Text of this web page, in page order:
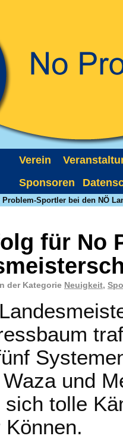
Verein
Sponsoren
Sportler bei den NÖ
für No
der Kategorie Neuigkeit,
und
tolle